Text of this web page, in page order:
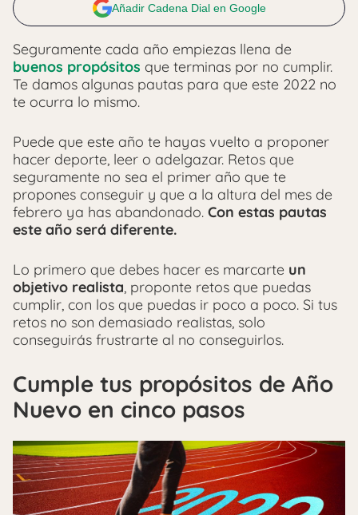
Añadir Cadena Dial en Google
Seguramente cada año empiezas llena de
buenos propósitos que terminas por no cumplir.
Te damos algunas pautas para que este 2022 no
te ocurra lo mismo.
Puede que este año te hayas vuelto a proponer
hacer deporte, leer o adelgazar. Retos que
seguramente no sea el primer año que te
propones conseguir y que a la altura del mes de
febrero ya has abandonado. Con estas pautas
este año será diferente.
Lo primero que debes hacer es marcarte un
objetivo realista, proponte retos que puedas
cumplir, con los que puedas ir poco a poco. Si tus
retos no son demasiado realistas, solo
conseguirás frustrarte al no conseguirlos.
Cumple tus propósitos de Año
Nuevo en cinco pasos